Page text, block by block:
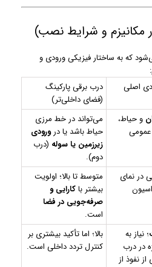
که به ساختار فیزیکی ورودی و
اصلی
درب برقی پارکینگ
(فضای داخلی‌تر)
و حیاط،
عمومی
می‌تواند در خط مرزی
حیاط باشد یا درورودی
زیرزمین یا سوله (درب
دوم).
در نمای
متوسط تا بالا؛ اولویت
بیشتر باکارایی و
صرفه‌جویی در فضا
است.
؛ نیاز به
در درب
نفوذ از
بالا؛ اما تأکید بیشتری بر
کنترل تردد داخلی است.